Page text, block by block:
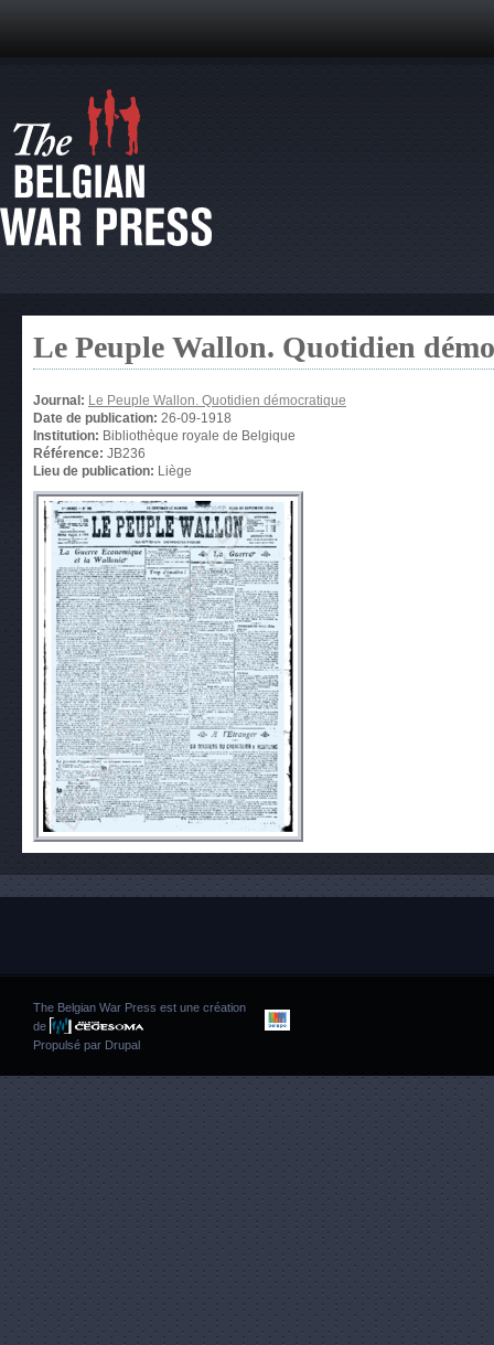
Le Peuple Wallon. Quotidien
Journal: Le Peuple Wallon. Quotidien démocratique
Date de publication: 26-09-1918
Institution: Bibliothèque royale de Belgique
Référence: JB236
Lieu de publication: Liège
The Belgian War Press est une création
de
Propulsé par Drupal